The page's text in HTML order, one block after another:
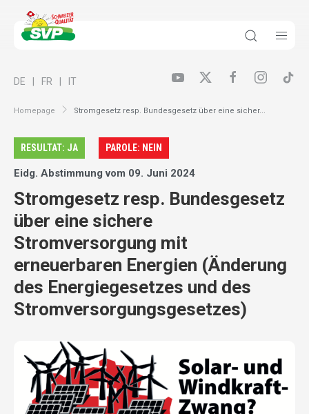
Homepage Stromgesetz resp. Bundesgesetz über eine sicher...
DE FR IT
RESULTAT: JA PAROLE: NEIN
Eidg. Abstimmung vom 09. Juni 2024
Stromgesetz resp. Bundesgesetz
über eine sichere
Stromversorgung mit
erneuerbaren Energien (Änderung
des Energiegesetzes und des
Stromversorgungsgesetzes)